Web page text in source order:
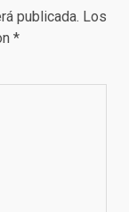
publicada. Los
*